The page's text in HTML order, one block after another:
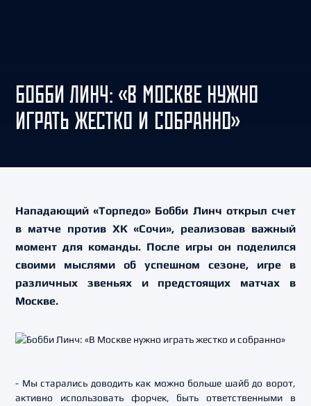
БОББИ ЛИНЧ: «В МОСКВЕ НУЖНО
ИГРАТЬ ЖЕСТКО И СОБРАННО»
Нападающий «Торпедо» Бобби Линч открыл счет
в матче против ХК «Сочи», реализовав важный
момент для команды. После игры он поделился
своими мыслями об успешном сезоне, игре в
различных звеньях и предстоящих матчах в
Москве.
- Мы старались доводить как можно больше шайб до ворот,
активно использовать форчек, быть ответственными в